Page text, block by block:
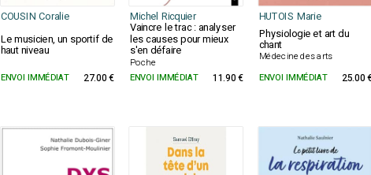
COUSIN Coralie Michel Ricquier HUTOIS Marie
Le musicien, un sportif de
haut niveau
Vaincre le trac : analyser
les causes pour mieux
s'en défaire
Poche
Physiologie et art du
chant
Médecine des arts
ENVOI IMMÉDIAT 27.00 € ENVOI IMMÉDIAT 11.90 € ENVOI IMMÉDIAT 25.00